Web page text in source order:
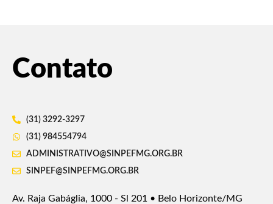
Contato
(31) 3292-3297
(31) 984554794
ADMINISTRATIVO@SINPEFMG.ORG.BR
SINPEF@SINPEFMG.ORG.BR
Av. Raja Gabáglia, 1000 - Sl 201 • Belo Horizonte/MG